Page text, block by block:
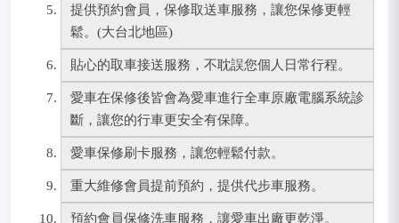
提供預約會員，保修取送車服務，讓您保修更輕
鬆。(大台北地區)
貼心的取車接送服務，不耽誤您個人日常行程。
愛車在保修後皆會為愛車進行全車原廠電腦系統診
斷，讓您的行車更安全有保障。
愛車保修刷卡服務，讓您輕鬆付款。
重大維修會員提前預約，提供代步車服務。
預約會員保修洗車服務，讓愛車出廠更乾淨。